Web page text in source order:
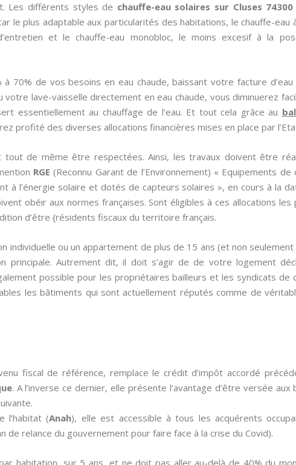
Les différents styles de chauffe-eau solaires sur Cluses 74300
le plus adaptable aux particularités des habitations, le chauffe-eau
et le chauffe-eau monobloc, le moins excesif à la
70% de vos besoins en eau chaude, baissant votre facture
lave-vaisselle directement en eau chaude, vous diminuerez
essentiellement au chauffage de l’eau. Et tout cela grâce au
profité des diverses allocations financières mises en place par
tout de même être respectées. Ainsi, les travaux doivent être
RGE(Reconnu Garant de l’Environnement) « Equipements
à l’énergie solaire et dotés de capteurs solaires », en cours à la
obéir aux normes françaises. Sont éligibles à ces allocations
d’être {résidents fiscaux du territoire français.
individuelle ou un appartement de plus de 15 ans (et non seulement
Autrement dit, il doit s’agir de de votre logement
possible pour les propriétaires bailleurs et les syndicats de
les bâtiments qui sont actuellement réputés comme de
fiscal de référence, remplace le crédit d’impôt accordé
. A l’inverse ce dernier, elle présente l’avantage d’être versée
l’habitat (Anah), elle est accessible à tous les acquérents
de relance du gouvernement pour faire face à la crise du Covid).
habitation, sur 5 ans, et ne doit pas aller au-delà de 40% du